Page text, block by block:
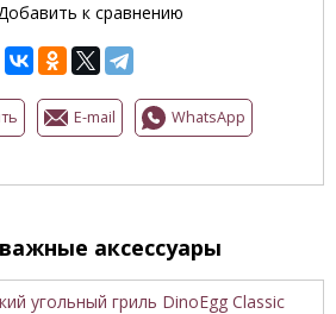
к сравнению
E-mail WhatsApp
аксессуары
угольный гриль DinoEgg Classic